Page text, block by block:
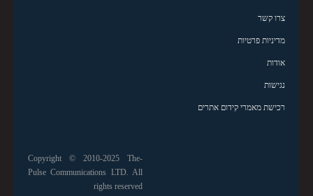
צרו קשר
מדיניות פרטיות
אודות
נגישות
רכישת מאמרי קידום אתרים
Copyright © 2010-2025 The-
Pulse Communications LTD. All
rights reserved